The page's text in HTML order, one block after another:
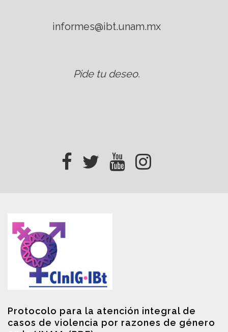
informes@ibt.unam.mx
Pide tu deseo.
Protocolo para la atención integral de
casos de violencia por razones de género